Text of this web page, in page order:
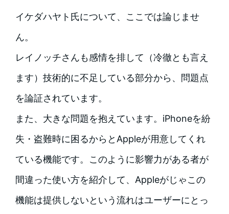
イケダハヤト氏について、ここでは論じませ
ん。
レイノッチさんも感情を排して（冷徹とも言え
ます）技術的に不足している部分から、問題点
を論証されています。
また、大きな問題を抱えています。iPhoneを紛
失・盗難時に困るからとAppleが用意してくれ
ている機能です。このように影響力がある者が
間違った使い方を紹介して、Appleがじゃこの
機能は提供しないという流れはユーザーにとっ